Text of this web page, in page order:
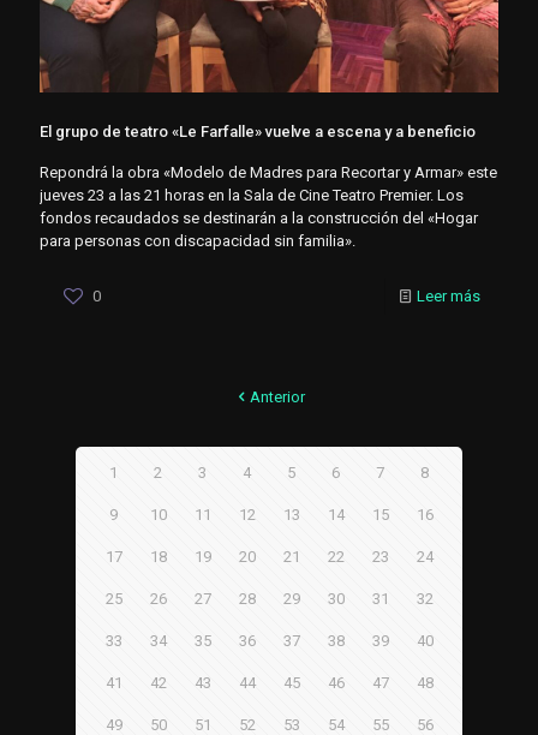
El grupo de teatro «Le Farfalle» vuelve a escena y a beneficio
Repondrá la obra «Modelo de Madres para Recortar y Armar» este
jueves 23 a las 21 horas en la Sala de Cine Teatro Premier. Los
fondos recaudados se destinarán a la construcción del «Hogar
para personas con discapacidad sin familia».
0 Leer más
Anterior
1 2 3 4 5 6 7 8
9 10 11 12 13 14 15 16
17 18 19 20 21 22 23 24
25 26 27 28 29 30 31 32
33 34 35 36 37 38 39 40
41 42 43 44 45 46 47 48
49 50 51 52 53 54 55 56